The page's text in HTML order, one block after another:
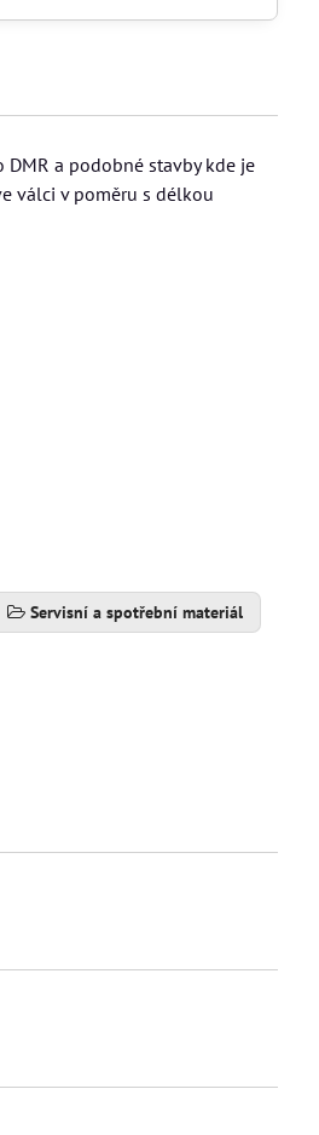
a podobné stavby kde je
válci v poměru s délkou
Servisní a spotřební materiál